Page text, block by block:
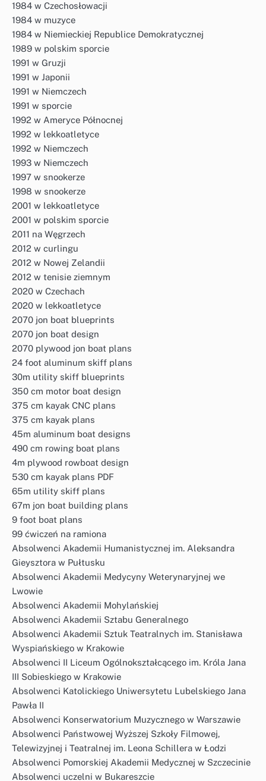
1984 w Czechosłowacji
1984 w muzyce
1984 w Niemieckiej Republice Demokratycznej
1989 w polskim sporcie
1991 w Gruzji
1991 w Japonii
1991 w Niemczech
1991 w sporcie
1992 w Ameryce Północnej
1992 w lekkoatletyce
1992 w Niemczech
1993 w Niemczech
1997 w snookerze
1998 w snookerze
2001 w lekkoatletyce
2001 w polskim sporcie
2011 na Węgrzech
2012 w curlingu
2012 w Nowej Zelandii
2012 w tenisie ziemnym
2020 w Czechach
2020 w lekkoatletyce
2070 jon boat blueprints
2070 jon boat design
2070 plywood jon boat plans
24 foot aluminum skiff plans
30m utility skiff blueprints
350 cm motor boat design
375 cm kayak CNC plans
375 cm kayak plans
45m aluminum boat designs
490 cm rowing boat plans
4m plywood rowboat design
530 cm kayak plans PDF
65m utility skiff plans
67m jon boat building plans
9 foot boat plans
99 ćwiczeń na ramiona
Absolwenci Akademii Humanistycznej im. Aleksandra
Gieysztora w Pułtusku
Absolwenci Akademii Medycyny Weterynaryjnej we
Lwowie
Absolwenci Akademii Mohylańskiej
Absolwenci Akademii Sztabu Generalnego
Absolwenci Akademii Sztuk Teatralnych im. Stanisława
Wyspiańskiego w Krakowie
Absolwenci II Liceum Ogólnokształcącego im. Króla Jana
III Sobieskiego w Krakowie
Absolwenci Katolickiego Uniwersytetu Lubelskiego Jana
Pawła II
Absolwenci Konserwatorium Muzycznego w Warszawie
Absolwenci Państwowej Wyższej Szkoły Filmowej,
Telewizyjnej i Teatralnej im. Leona Schillera w Łodzi
Absolwenci Pomorskiej Akademii Medycznej w Szczecinie
Absolwenci uczelni w Bukareszcie